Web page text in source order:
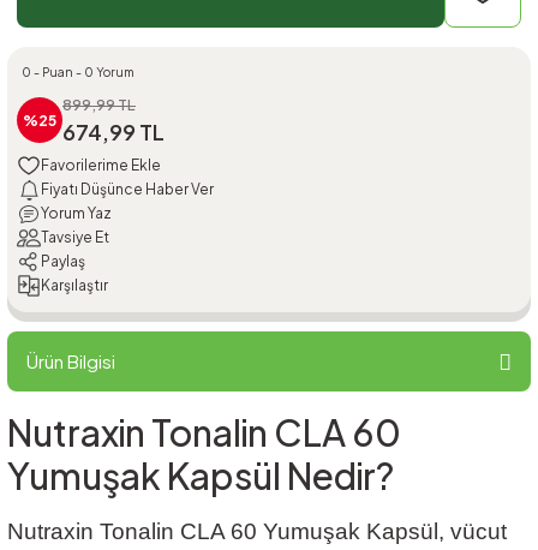
0 - Puan - 0 Yorum
%25
899,99 TL
674,99 TL
Fiyatı Düşünce Haber Ver
Yorum Yaz
Tavsiye Et
Paylaş
Karşılaştır
Ürün Bilgisi
Nutraxin Tonalin CLA 60
Yumuşak Kapsül Nedir?
Nutraxin Tonalin CLA 60 Yumuşak Kapsül, vücut